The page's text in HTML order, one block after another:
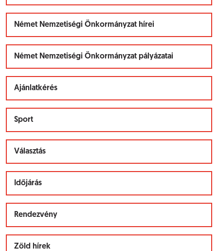
Német Nemzetiségi Önkormányzat hírei
Német Nemzetiségi Önkormányzat pályázatai
Ajánlatkérés
Sport
Választás
Időjárás
Rendezvény
Zöld hírek